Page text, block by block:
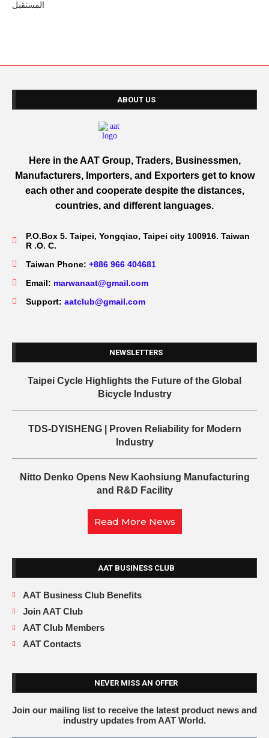
المستقبل
ABOUT US
Here in the AAT Group, Traders, Businessmen,
Manufacturers, Importers, and Exporters get to know
each other and cooperate despite the distances,
countries, and different languages.
P.O.Box 5. Taipei, Yongqiao, Taipei city 100916. Taiwan
R .O. C.
Taiwan Phone: +886 966 404681
Email: marwanaat@gmail.com
Support: aatclub@gmail.com
NEWSLETTERS
Taipei Cycle Highlights the Future of the Global
Bicycle Industry
TDS-DYISHENG | Proven Reliability for Modern
Industry
Nitto Denko Opens New Kaohsiung Manufacturing
and R&D Facility
Read More News
AAT BUSINESS CLUB
AAT Business Club Benefits
Join AAT Club
AAT Club Members
AAT Contacts
NEVER MISS AN OFFER
Join our mailing list to receive the latest product news and
industry updates from AAT World.